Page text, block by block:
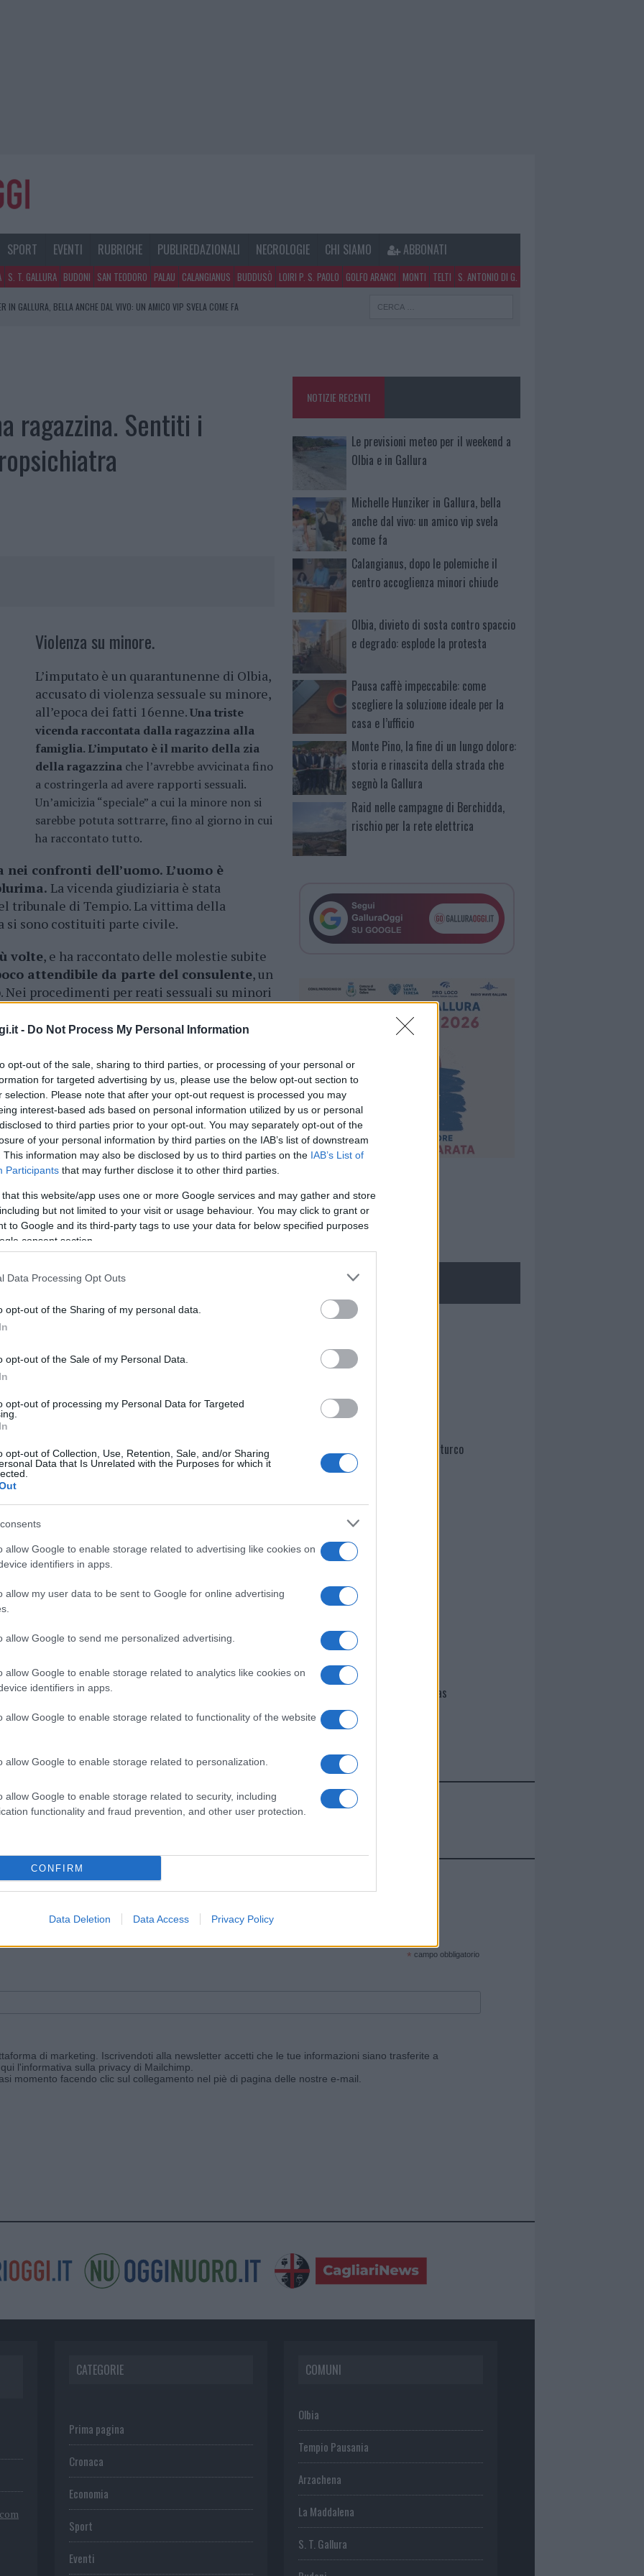
- Do Not Process My Personal Information
opt-out of the sale, sharing to third parties, or processing of your personal or
for targeted advertising by us, please use the below opt-out section to
selection. Please note that after your opt-out request is processed you may
interest-based ads based on personal information utilized by us or personal
to third parties prior to your opt-out. You may separately opt-out of the
of your personal information by third parties on the IAB’s list of downstream
This information may also be disclosed by us to third parties on the IAB’s List of
Participants that may further disclose it to other third parties.
that this website/app uses one or more Google services and may gather and store
but not limited to your visit or usage behaviour. You may click to grant or
to Google and its third-party tags to use your data for below specified purposes
consent section.
Data Processing Opt Outs
opt-out of the Sharing of my personal data.
opt-out of the Sale of my Personal Data.
opt-out of processing my Personal Data for Targeted
opt-out of Collection, Use, Retention, Sale, and/or Sharing
Data that Is Unrelated with the Purposes for which it
allow Google to enable storage related to advertising like cookies on
identifiers in apps.
allow my user data to be sent to Google for online advertising
allow Google to send me personalized advertising.
allow Google to enable storage related to analytics like cookies on
identifiers in apps.
allow Google to enable storage related to functionality of the website
allow Google to enable storage related to personalization.
allow Google to enable storage related to security, including
functionality and fraud prevention, and other user protection.
CONFIRM
Data Deletion Data Access Privacy Policy
SPORT EVENTI RUBRICHE PUBLIREDAZIONALI NECROLOGIE CHI SIAMO ABBONATI
S. T. GALLURA BUDONI SAN TEODORO PALAU CALANGIANUS BUDDUSÒ LOIRI P. S. PAOLO GOLFO ARANCI MONTI TELTI S. ANTONIO DI G.
IN GALLURA, BELLA ANCHE DAL VIVO: UN AMICO VIP SVELA COME FA
ragazzina. Sentiti i
Violenza su minore.
L’imputato è un quarantunenne di Olbia,
accusato di violenza sessuale su minore,
all’epoca dei fatti 16enne.Una triste
vicenda raccontata dalla ragazzina alla
famiglia. L’imputato è il marito della zia
della ragazzina che l’avrebbe avvicinata fino
a costringerla ad avere rapporti sessuali.
Un’amicizia “speciale” a cui la minore non si
sarebbe potuta sottrarre, fino al giorno in cui
ha raccontato tutto.
confronti dell’uomo. L’uomo è
La vicenda giudiziaria è stata
tribunale di Tempio. La vittima della
si sono costituiti parte civile.
volte, e ha raccontato delle molestie subite
attendibile da parte del consulente, un
procedimenti per reati sessuali su minori
e della credibilità della vittima
testimoni indicati dalla difesa.La
per il 19 luglioe nel frattempo verranno
poco attendibili.
cliccandoqui
nella sezione
i tuoi video e le tue foto
+39 345 356 7512
di GalluraOggi.it
news da Google News
Prossimo articolo
NOTIZIE RECENTI
Le previsioni meteo per il weekend a
Olbia e in Gallura
Michelle Hunziker in Gallura, bella
anche dal vivo: un amico vip svela
come fa
Calangianus, dopo le polemiche il
centro accoglienza minori chiude
Olbia, divieto di sosta contro spaccio
e degrado: esplode la protesta
Pausa caffè impeccabile: come
scegliere la soluzione ideale per la
casa e l’ufficio
Monte Pino, la fine di un lungo dolore:
storia e rinascita della strada che
segnò la Gallura
Raid nelle campagne di Berchidda,
rischio per la rete elettrica
NECROLOGIE
Martina Agostina Diturco
I nostri cari
I nostri cari
Giovannimaria Cabras
Invia un Comunicato Stampa|Pubblicità|Segnala
e ricevi le nostre email periodiche contenenti le ultime notizie pubblicate sul sito web!
* campo obbligatorio
di marketing. Iscrivendoti alla newsletter accetti che le tue informazioni siano trasferite a
l'informativa sulla privacy di Mailchimp
momento facendo clic sul collegamento nel piè di pagina delle nostre e-mail.
CATEGORIE
Prima pagina
Cronaca
Economia
Sport
Eventi
COMUNI
Olbia
Tempio Pausania
Arzachena
La Maddalena
S. T. Gallura